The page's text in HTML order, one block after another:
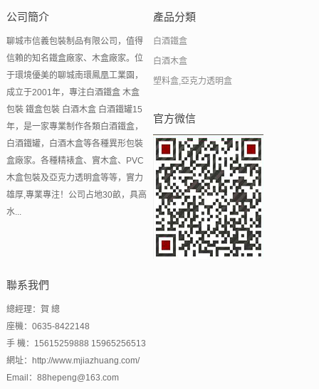
公司簡介
聊城市信義包裝制品有限公司，值得
信賴的知名鐵盒廠家、木盒廠家。位
于環境優美的聊城南環鳳凰工業園，
成立于2001年，專注白酒鐵盒 木盒
包裝 鐵盒包裝 白酒木盒 白酒鐵罐15
年，是一家專業制作各類白酒鐵盒，
白酒鐵罐，白酒木盒等各種異形包裝
盒廠家。各種精裱盒、實木盒、PVC
木盒包裝及亞克力透明盒等等，實力
雄厚,專業專注！公司占地30畝，具高
水...
產品分類
白酒鐵盒
白酒木盒
塑料盒,亞克力透明盒
官方微信
聯系我們
總經理：賀 總
座機：0635-8422148
手 機：15615259888 15965256513
網址：http://www.mjiazhuang.com/
Email：88hepeng@163.com